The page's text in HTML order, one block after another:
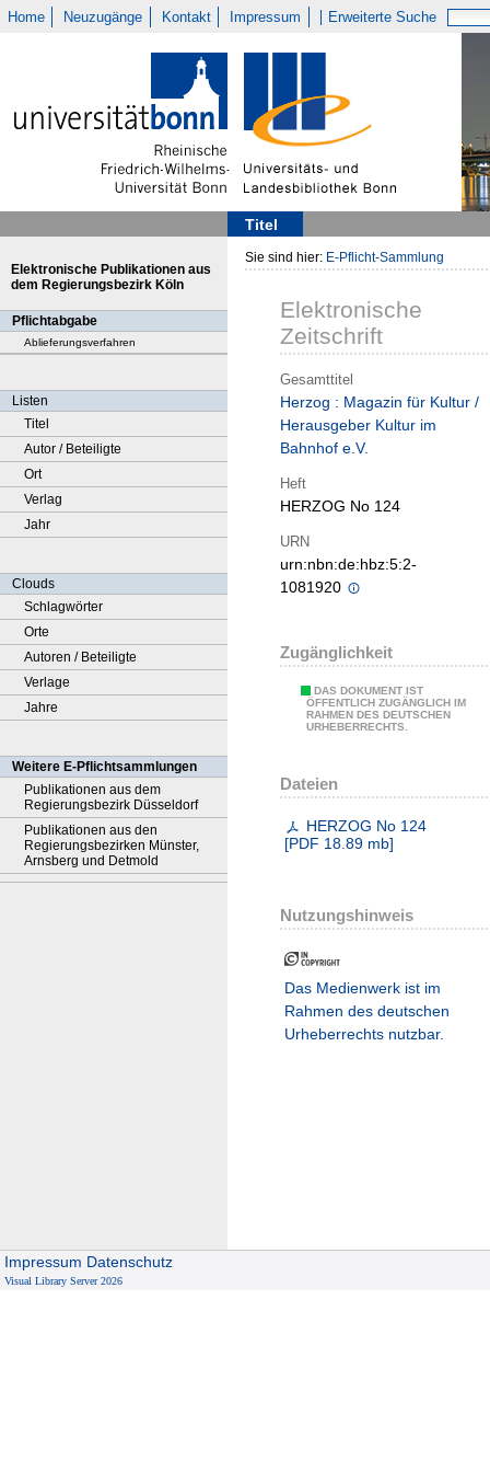
Home Neuzugänge Kontakt Impressum Erweiterte Suche
Titel
Elektronische Publikationen aus
dem Regierungsbezirk Köln
Pflichtabgabe
Ablieferungsverfahren
Listen
Titel
Autor / Beteiligte
Ort
Verlag
Jahr
Clouds
Schlagwörter
Orte
Autoren / Beteiligte
Verlage
Jahre
Weitere E-Pflichtsammlungen
Publikationen aus dem
Regierungsbezirk Düsseldorf
Publikationen aus den
Regierungsbezirken Münster,
Arnsberg und Detmold
Sie sind hier: E-Pflicht-Sammlung
Elektronische
Zeitschrift
Gesamttitel
Herzog : Magazin für Kultur /
Herausgeber Kultur im
Bahnhof e.V.
Heft
HERZOG No 124
URN
urn:nbn:de:hbz:5:2-
1081920
Zugänglichkeit
DAS DOKUMENT IST
ÖFFENTLICH ZUGÄNGLICH IM
RAHMEN DES DEUTSCHEN
URHEBERRECHTS.
Dateien
HERZOG No 124
[PDF 18.89 mb]
Nutzungshinweis
Das Medienwerk ist im
Rahmen des deutschen
Urheberrechts nutzbar.
Impressum Datenschutz
Visual Library Server 2026